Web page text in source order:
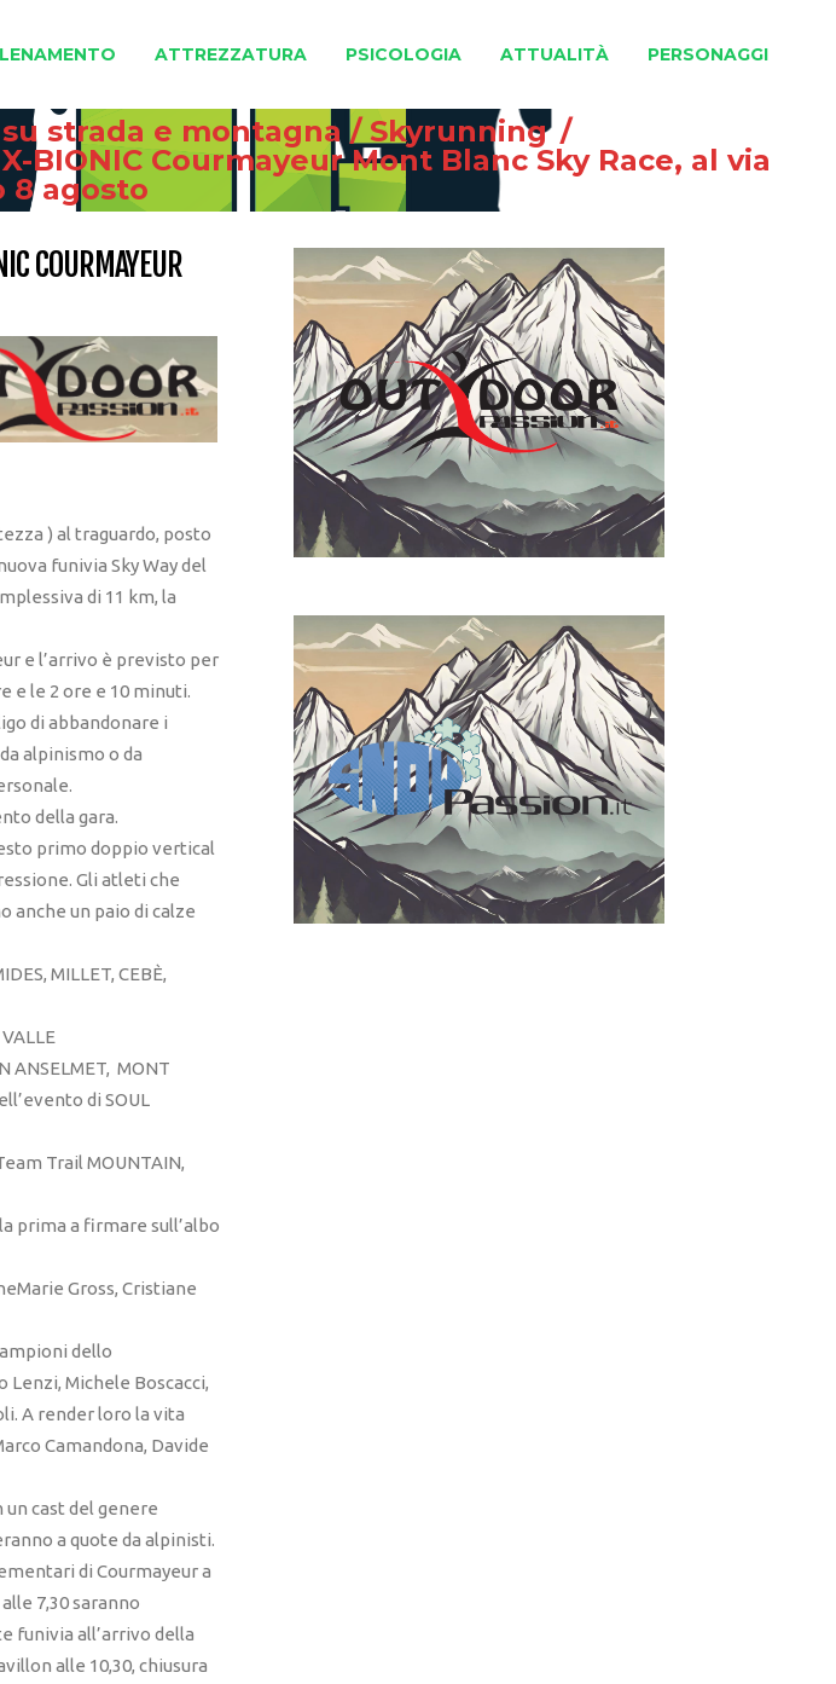
ATTREZZATURA PSICOLOGIA ATTUALITÀ PERSONAGGI
strada e montagna / Skyrunning /
Courmayeur Mont Blanc Sky Race, al via
8 agosto
COURMAYEUR
) al traguardo, posto
funivia Sky Way del
di 11 km, la
e l’arrivo è previsto per
e le 2 ore e 10 minuti.
di abbandonare i
alpinismo o da
della gara.
primo doppio vertical
Gli atleti che
anche un paio di calze
MILLET, CEBÈ,
ANSELMET, MONT
di SOUL
Trail MOUNTAIN,
prima a firmare sull’albo
Gross, Cristiane
dello
Michele Boscacci,
A render loro la vita
Camandona, Davide
cast del genere
a quote da alpinisti.
di Courmayeur a
7,30 saranno
funivia all’arrivo della
alle 10,30, chiusura